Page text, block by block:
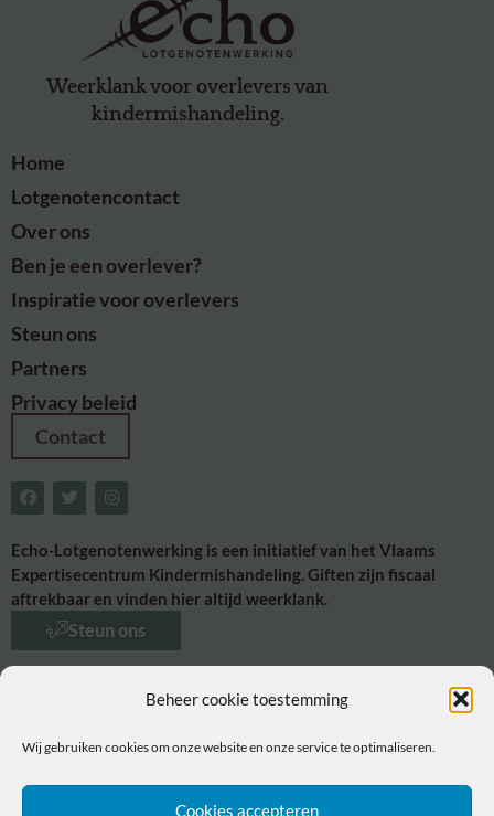
Beheer cookie toestemming
Wij gebruiken cookies om onze website en onze service te optimaliseren.
Cookies accepteren
Weerklank voor overlevers van
kindermishandeling.
Home
Lotgenotencontact
Over ons
Ben je een overlever?
Inspiratie voor overlevers
Steun ons
Partners
Privacy beleid
Contact
Echo-Lotgenotenwerking is een initiatief van het Vlaams
Expertisecentrum Kindermishandeling. Giften zijn fiscaal
aftrekbaar en vinden hier altijd weerklank.
Steun ons
Dit is een project van hetVECK